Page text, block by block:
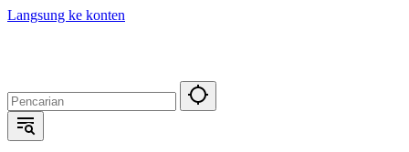
Langsung ke konten